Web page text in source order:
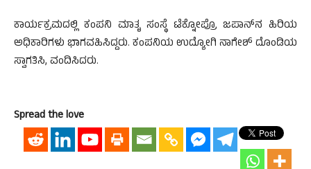
ಕಾರ್ಯಕ್ರಮದಲ್ಲಿ ಕಂಪನಿ ಮಾತೃ ಸಂಸ್ಥೆ ಟೆಕ್ನೋಪ್ರೊ ಜಪಾನ್‌ನ ಹಿರಿಯ
ಅಧಿಕಾರಿಗಳು ಭಾಗವಹಿಸಿದ್ದರು. ಕಂಪನಿಯ ಉದ್ಯೋಗಿ ನಾಗೇಶ್ ದೊಂಡಿಯ
ಸ್ವಾಗತಿಸಿ, ವಂದಿಸಿದರು.
Spread the love